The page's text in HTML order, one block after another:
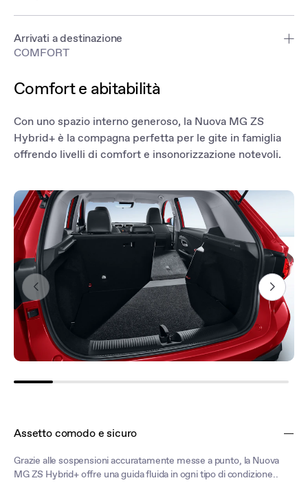
Resta aggiornato con il sistema di navigazione MG, che fornisce
indicazioni sul percorso e un orario di arrivo previsto per qualsiasi
viaggio.
Arrivati a destinazione
rivedere tutte le statistiche di guida, compresi i livelli di carburante,
siete sicuri di aver chiuso l'auto? Non preoccupatevi: potete
bloccarla e sbloccarla utilizzando l'app, sempre e ovunque.
COMFORT
Comfort e abitabilità
Con uno spazio interno generoso, la Nuova MG ZS
Hybrid+ è la compagna perfetta per le gite in famiglia
offrendo livelli di comfort e insonorizzazione notevoli.
Assetto comodo e sicuro
Grazie alle sospensioni accuratamente messe a punto, la Nuova
MG ZS Hybrid+ offre una guida fluida in ogni tipo di condizione..